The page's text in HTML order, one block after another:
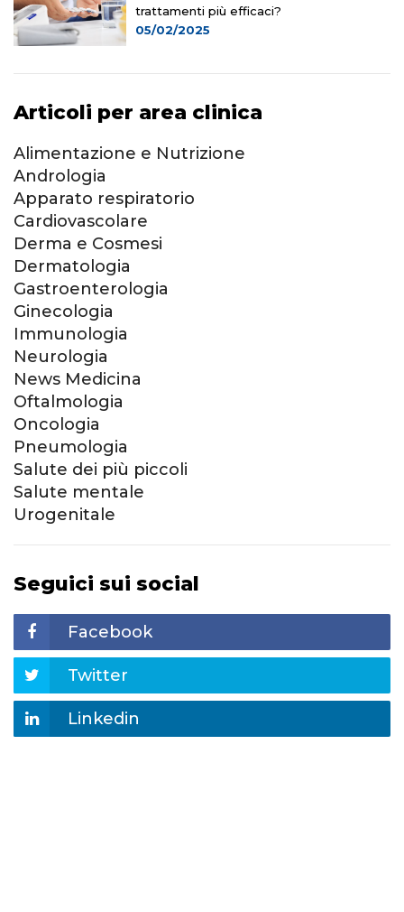
trattamenti più efficaci?
05/02/2025
Articoli per area clinica
Alimentazione e Nutrizione
Andrologia
Apparato respiratorio
Cardiovascolare
Derma e Cosmesi
Dermatologia
Gastroenterologia
Ginecologia
Immunologia
Neurologia
News Medicina
Oftalmologia
Oncologia
Pneumologia
Salute dei più piccoli
Salute mentale
Urogenitale
Seguici sui social
Facebook
Twitter
Linkedin